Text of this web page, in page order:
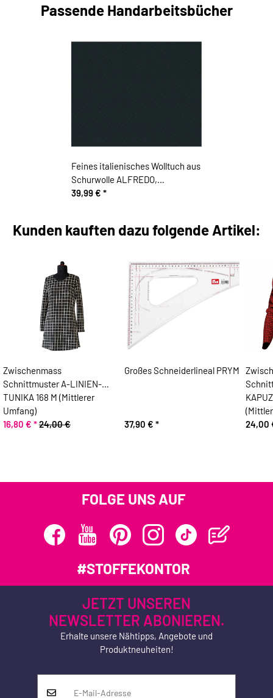
Passende Handarbeitsbücher
Feines italienisches Wolltuch aus
Schurwolle ALFREDO,
Diagonalstreifen, dunkles
39,99 € *
Kunden kauften dazu folgende Artikel:
Zwischenmass
Schnittmuster A-LINIEN-
TUNIKA 168 M (Mittlerer
Umfang)
16,80 € *24,00 €
Großes Schneiderlineal PRYM
37,90 € *
24,00
FOLGE UNS AUF
#STOFFEKONTOR
JETZT UNSEREN
NEWSLETTER ABONIEREN.
Erhalte unsere Nähtipps, Angebote und
Produktneuheiten!